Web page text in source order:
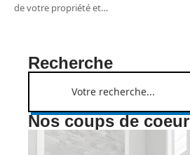
de votre propriété et…
Recherche
Nos coups de coeur